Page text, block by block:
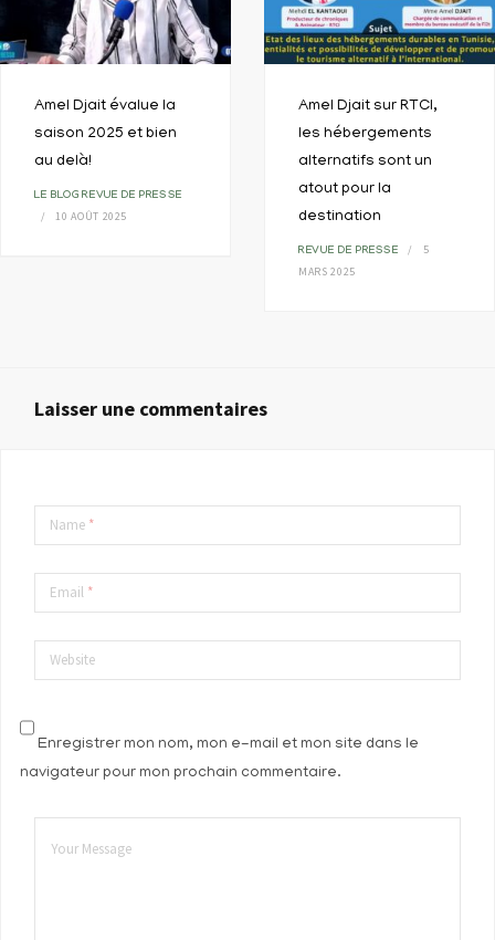
Amel Djait évalue la
saison 2025 et bien
au delà!
LE BLOG REVUE DE PRESSE
10 AOÛT 2025
Amel Djait sur RTCI,
les hébergements
alternatifs sont un
atout pour la
destination
REVUE DE PRESSE
5
MARS 2025
Laisser une commentaires
Name *
Email *
Website
Enregistrer mon nom, mon e-mail et mon site dans le
navigateur pour mon prochain commentaire.